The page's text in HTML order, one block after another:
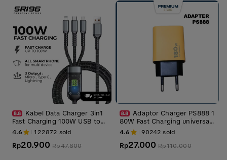
Kabel Data Charger 3in1
Fast Charging 100W USB to
Micro Typec Lightning Fast Tr
ansmission Data up to 480m
bps
4.6 122872 sold
Rp20.900 Rp47.800
Adaptor Charger PS888 1
80W Fast Charging universal
Batok
4.6 90242 sold
Rp27.000 Rp110.000